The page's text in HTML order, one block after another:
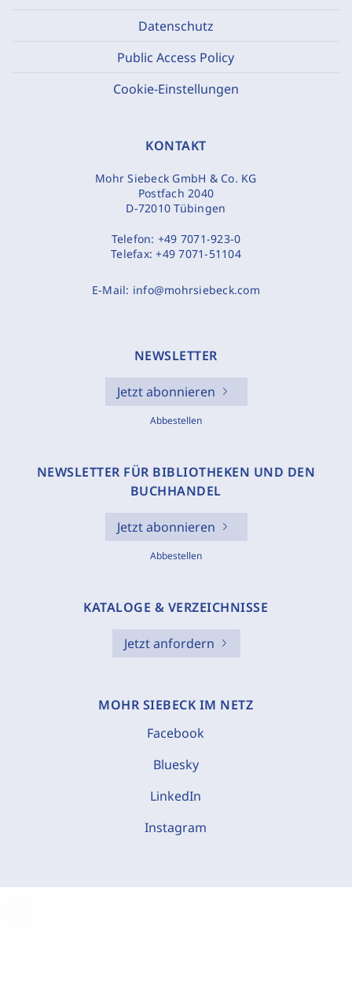
Datenschutz
Public Access Policy
Cookie-Einstellungen
KONTAKT
Mohr Siebeck GmbH & Co. KG
Postfach 2040
D-72010 Tübingen
Telefon: +49 7071-923-0
Telefax:+49 7071-51104
E-Mail: info@mohrsiebeck.com
NEWSLETTER
Jetzt abonnieren
Abbestellen
NEWSLETTER FÜR BIBLIOTHEKEN UND DEN
BUCHHANDEL
Jetzt abonnieren
Abbestellen
KATALOGE & VERZEICHNISSE
Jetzt anfordern
MOHR SIEBECK IM NETZ
Facebook
Bluesky
LinkedIn
Instagram